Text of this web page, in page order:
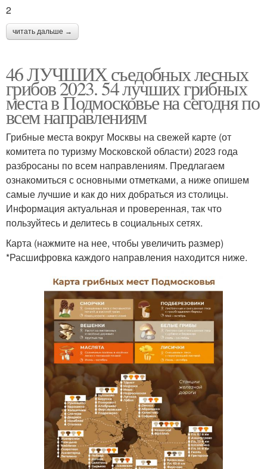
2
читать дальше →
46 ЛУЧШИХ съедобных лесных
грибов 2023. 54 лучших грибных
места в Подмосковье на сегодня по
всем направлениям
Грибные места вокруг Москвы на свежей карте (от
комитета по туризму Московской области) 2023 года
разбросаны по всем направлениям. Предлагаем
ознакомиться с основными отметками, а ниже опишем
самые лучшие и как до них добраться из столицы.
Информация актуальная и проверенная, так что
пользуйтесь и делитесь в социальных сетях.
Карта (нажмите на нее, чтобы увеличить размер)
*Расшифровка каждого направления находится ниже.